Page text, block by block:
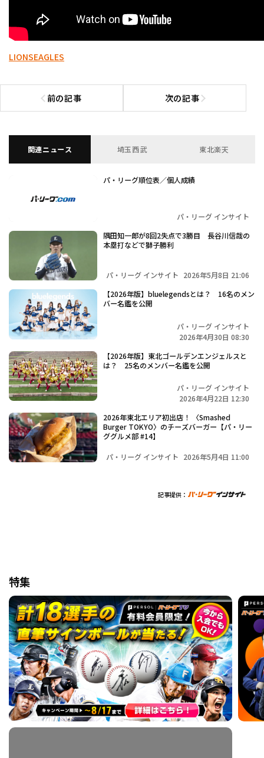
LIONSEAGLES
前の記事
前の記事へ 次の記事次の記事へ
関連ニュース 埼玉西武 東北楽天
パ・リーグ順位表／個人成績
パ・リーグ インサイト
隅田知一郎が8回2失点で3勝目 長谷川信哉の
本塁打などで獅子勝利
パ・リーグ インサイト 2026年5月8日 21:06
【2026年版】bluelegendsとは？ 16名のメン
バー名鑑を公開
パ・リーグ インサイト
2026年4月30日 08:30
【2026年版】東北ゴールデンエンジェルスと
は？ 25名のメンバー名鑑を公開
パ・リーグ インサイト
2026年4月22日 12:30
2026年東北エリア初出店！ 〈Smashed
Burger TOKYO〉のチーズバーガー【パ・リー
ググルメ部 #14】
パ・リーグ インサイト 2026年5月4日 11:00
記事提供：
特集